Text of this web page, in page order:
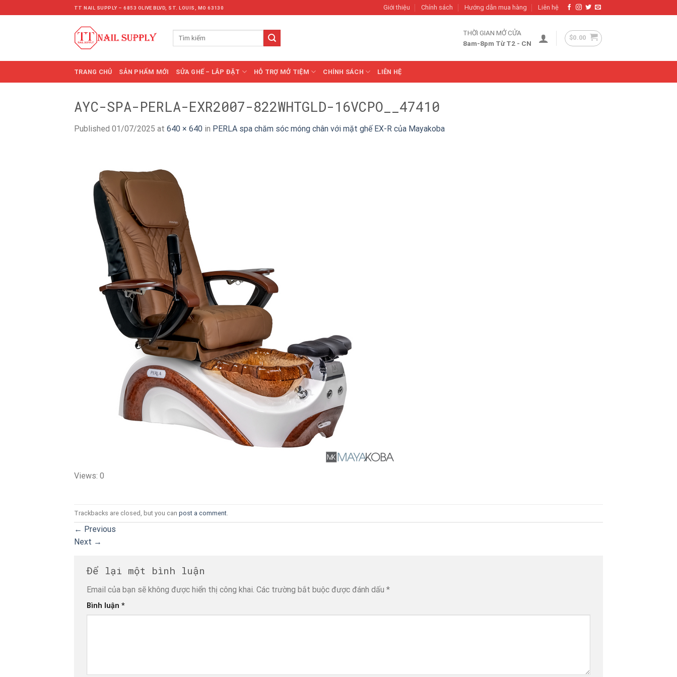
to
TT NAIL SUPPLY – 6853 OLIVE BLVD, ST. LOUIS, MO 63130 Giới thiệu Chính sách Hướng dẫn mua hàng Liên hệ
Tìm
THỜI GIAN MỞ CỬA
8am-8pm Từ T2 - CN
$0.00
TRANG CHỦ SẢN PHẨM MỚI SỬA GHẾ – LẮP ĐẶT HỖ TRỢ MỞ TIỆM CHÍNH SÁCH LIÊN HỆ
AYC-SPA-PERLA-EXR2007-822WHTGLD-16VCPO__47410
Published 01/07/2025 at 640 × 640 in PERLA spa chăm sóc móng chân với mặt ghế EX-R của Mayakoba
Views: 0
Trackbacks are closed, but you can post a comment
← Previous
Next →
Để lại một bình luận
Email của bạn sẽ không được hiển thị công khai. Các trường bắt buộc được đánh dấu *
Bình luận *